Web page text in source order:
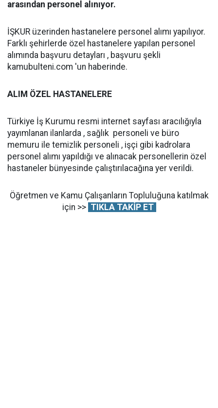
arasından personel alınıyor.
İŞKUR üzerinden hastanelere personel alımı yapılıyor.
Farklı şehirlerde özel hastanelere yapılan personel
alımında başvuru detayları , başvuru şekli
kamubulteni.com 'un haberinde.
ALIM ÖZEL HASTANELERE
Türkiye İş Kurumu resmi internet sayfası aracılığıyla
yayımlanan ilanlarda , sağlık personeli ve büro
memuru ile temizlik personeli , işçi gibi kadrolara
personel alımı yapıldığı ve alınacak personellerin özel
hastaneler bünyesinde çalıştırılacağına yer verildi.
Öğretmen ve Kamu Çalışanların Topluluğuna katılmak
için >> TIKLA TAKİP ET